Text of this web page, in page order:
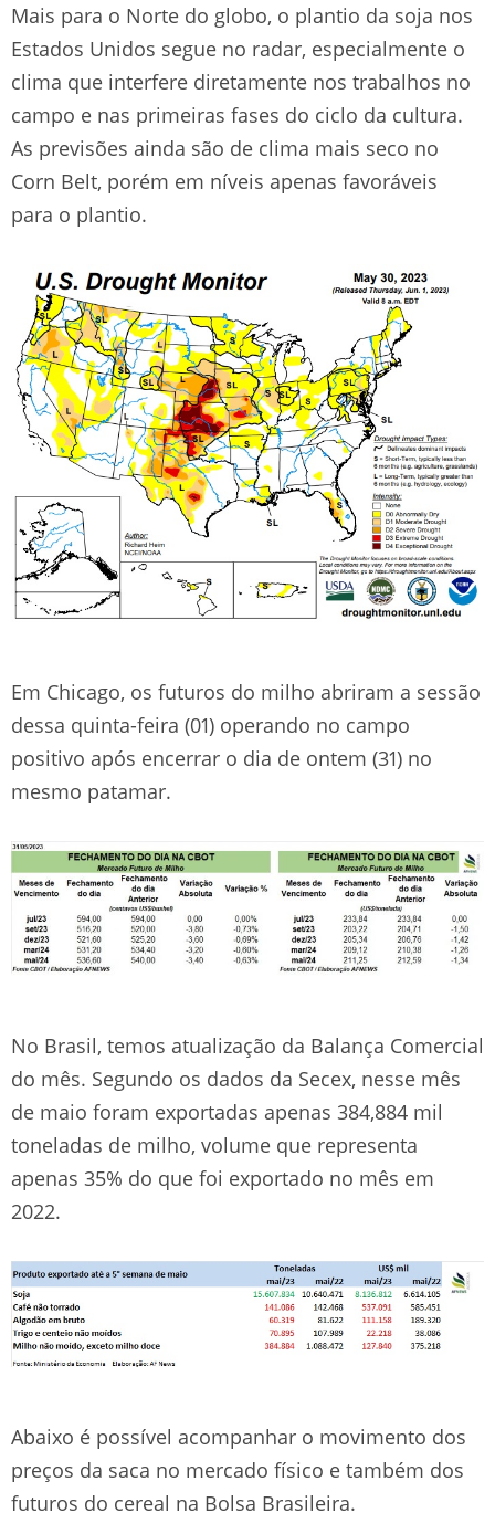
Mais para o Norte do globo, o plantio da soja nos
Estados Unidos segue no radar, especialmente o
clima que interfere diretamente nos trabalhos no
campo e nas primeiras fases do ciclo da cultura.
As previsões ainda são de clima mais seco no
Corn Belt, porém em níveis apenas favoráveis
para o plantio.
Em Chicago, os futuros do milho abriram a sessão
dessa quinta-feira (01) operando no campo
positivo após encerrar o dia de ontem (31) no
mesmo patamar.
No Brasil, temos atualização da Balança Comercial
do mês. Segundo os dados da Secex, nesse mês
de maio foram exportadas apenas 384,884 mil
toneladas de milho, volume que representa
apenas 35% do que foi exportado no mês em
2022.
Abaixo é possível acompanhar o movimento dos
preços da saca no mercado físico e também dos
futuros do cereal na Bolsa Brasileira.